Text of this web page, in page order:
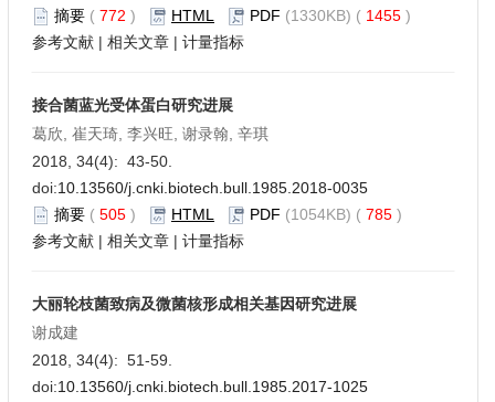
摘要 ( 772 ) HTML PDF (1330KB) ( 1455 )
参考文献 | 相关文章 | 计量指标
接合菌蓝光受体蛋白研究进展
葛欣, 崔天琦, 李兴旺, 谢录翰, 辛琪
2018, 34(4): 43-50.
doi:10.13560/j.cnki.biotech.bull.1985.2018-0035
摘要 ( 505 ) HTML PDF (1054KB) ( 785 )
参考文献 | 相关文章 | 计量指标
大丽轮枝菌致病及微菌核形成相关基因研究进展
谢成建
2018, 34(4): 51-59.
doi:10.13560/j.cnki.biotech.bull.1985.2017-1025